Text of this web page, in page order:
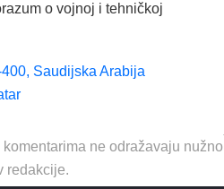
o vojnoj i tehničkoj
Saudijska Arabija
ne odražavaju nužno
redakcije.